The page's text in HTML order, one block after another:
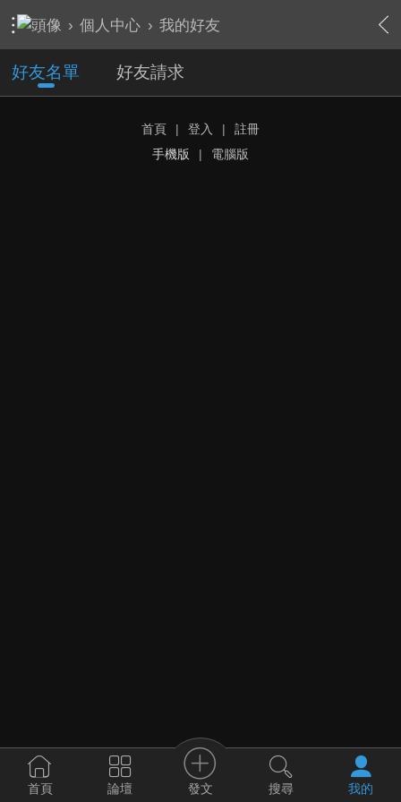
› 個人中心 › 我的好友
好友名單 好友請求
首頁 | 登入 |
註冊
手機版
| 電腦版
首頁 論壇 發文 搜尋 我的